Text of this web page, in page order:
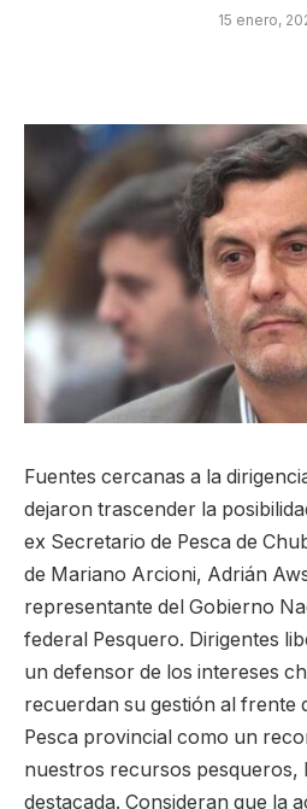
15 enero,
Fuentes cercanas a la
dejaron trascender la
ex Secretario de Pesca de
de Mariano Arcioni, Adrián
representante del Gobierno
federal Pesquero. Dirigentes
un defensor de los intereses
recuerdan su gestión al frente
Pesca provincial como un
nuestros recursos pesqueros,
destacada. Consideran que la